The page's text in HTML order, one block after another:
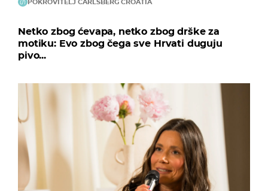
POKROVITELJ CARLSBERG CROATIA
Netko zbog ćevapa, netko zbog drške za
motiku: Evo zbog čega sve Hrvati duguju
pivo...